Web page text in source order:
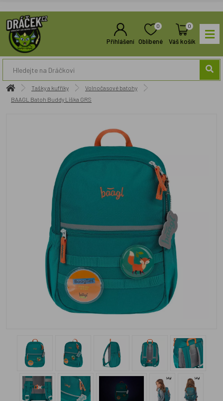
Přihlášení
0
Oblíbené
0
Váš košík
Tašky a kufříky
Volnočasové batohy
BAAGL Batoh Buddy Liška GRS